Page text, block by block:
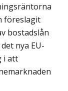
föreslagit
bostadslån
nya EU-
i att